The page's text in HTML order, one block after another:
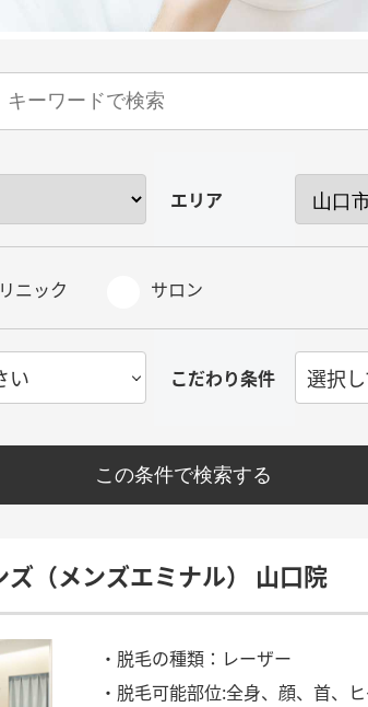
エリア
ニック サロン
い こだわり条件 選択
この条件で検索する
（メンズエミナル） 山口院
・脱毛の種類：レーザー
・脱毛可能部位:全身、顔、首、